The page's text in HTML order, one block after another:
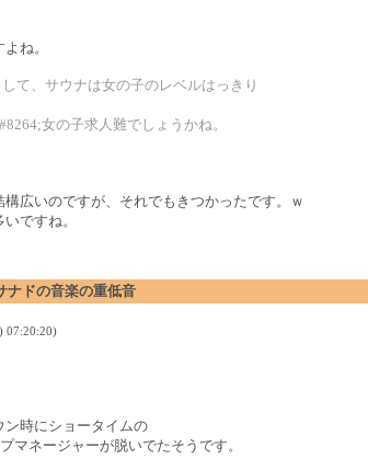
ね。
て、サウナは女の子のレベルはっきり
女の子求人難でしょうかね。
広いのですが、それでもきつかったです。ｗ
ですね。
ナドの音楽の重低音
07:20:20)
時にショータイムの
マネージャーが脱いでたそうです。